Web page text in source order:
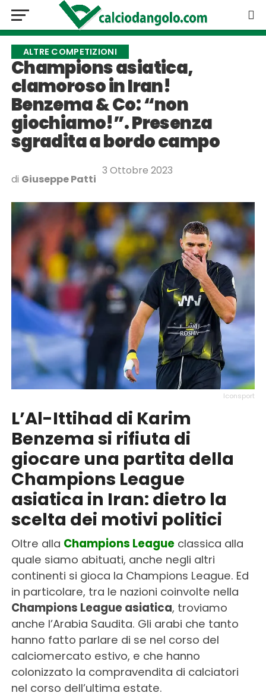
ALTRE COMPETIZIONI
Champions asiatica,
clamoroso in Iran!
Benzema & Co: “non
giochiamo!”. Presenza
sgradita a bordo campo
di Giuseppe Patti
3 Ottobre 2023
Iconsport
L’Al-Ittihad di Karim
Benzema si rifiuta di
giocare una partita della
Champions League
asiatica in Iran: dietro la
scelta dei motivi politici
Oltre alla Champions Leagueclassica alla
quale siamo abituati, anche negli altri
continenti si gioca la Champions League. Ed
in particolare, tra le nazioni coinvolte nella
Champions League asiatica, troviamo
anche l’Arabia Saudita. Gli arabi che tanto
hanno fatto parlare di se nel corso del
calciomercato estivo, e che hanno
colonizzato la compravendita di calciatori
nel corso dell’ultima estate.